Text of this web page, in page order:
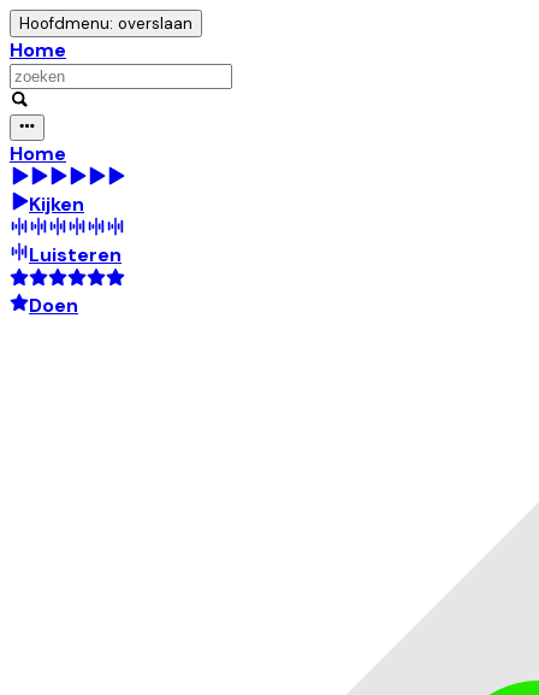
Hoofdmenu: overslaan
Home
Home
Kijken
Luisteren
Doen